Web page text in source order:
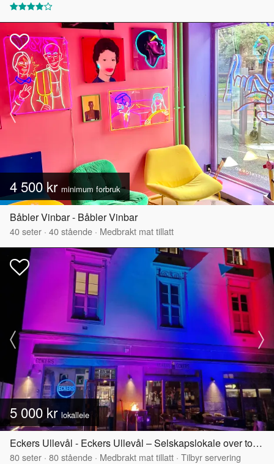
4 500 kr minimum forbruk
Båbler Vinbar - Båbler Vinbar
40seter · 40stående · Medbrakt mat tillatt
5 000 kr lokalleie
Eckers Ullevål - Eckers Ullevål – Selskapslokale over to etasjer
80seter · 80stående · Medbrakt mat tillatt · Tilbyr servering